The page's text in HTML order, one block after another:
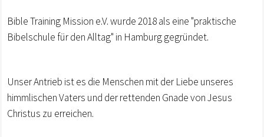
Bible Training Mission e.V. wurde 2018 als eine "praktische
Bibelschule für den Alltag" in Hamburg gegründet.
Unser Antrieb ist es die Menschen mit der Liebe unseres
himmlischen Vaters und der rettenden Gnade von Jesus
Christus zu erreichen.